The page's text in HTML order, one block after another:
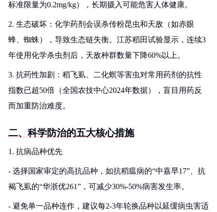
标准限量为0.2mg/kg），长期摄入可能危害人体健康。
2. 生态破坏：化学药剂会误杀传粉昆虫和天敌（如赤眼
蜂、蜘蛛），导致生态链失衡。江苏稻田试验显示，连续3
年使用化学杀虫剂后，天敌种群数量下降60%以上。
3. 抗药性加剧：稻飞虱、二化螟等害虫对常用药剂的抗性
指数已超50倍（全国农技中心2024年数据），盲目用药反
而加重防治难度。
二、科学防治的五大核心措施
1. 抗病品种优先
- 选择国家审定的高抗品种，如抗稻瘟病的“中嘉早17”、抗
褐飞虱的“华浙优261”，可减少30%-50%病害发生率。
- 避免单一品种连作，建议每2-3年轮换品种以延缓病虫害适